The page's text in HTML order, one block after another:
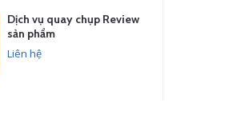
Dịch vụ quay chụp Review
sản phẩm
Liên hệ